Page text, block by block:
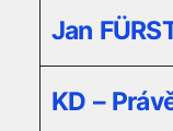
Jan
KD –